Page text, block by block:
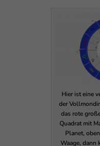
Hier ist eine
der
das rote
Quadrat mit
Planet,
Waage, dann